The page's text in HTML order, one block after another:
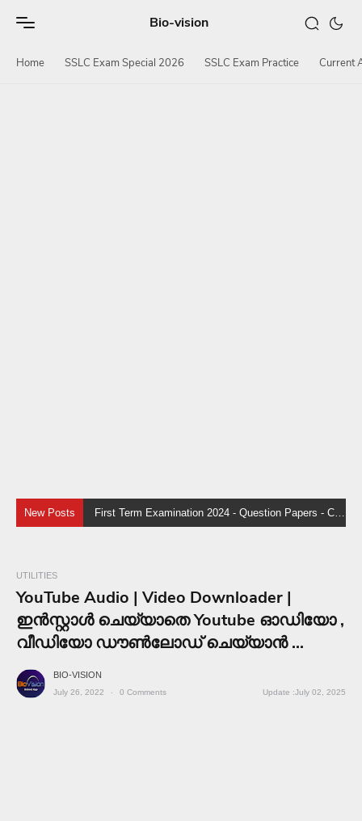
Bio-vision
Home SSLC Exam Special 2026 SSLC Exam Practice Current
New Posts First Term Examination 2024 - Question Papers - Class 1, 3, 5, 7, 9
UTILITIES
YouTube Audio | Video Downloader |
ഇൻസ്റ്റാൾ ചെയ്യാതെ Youtube ഓഡിയോ ,
വീഡിയോ ഡൗൺലോഡ് ചെയ്യാൻ ...
BIO-VISION
July 26, 2022 0 Comments July 02, 2025